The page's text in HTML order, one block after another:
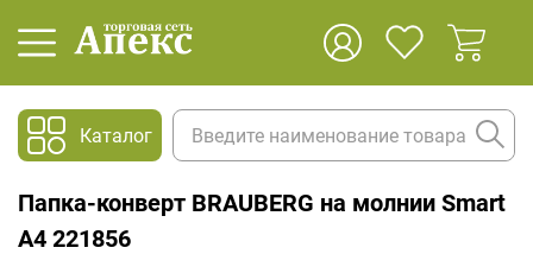
Каталог
Папка-конверт BRAUBERG на молнии Smart
А4 221856